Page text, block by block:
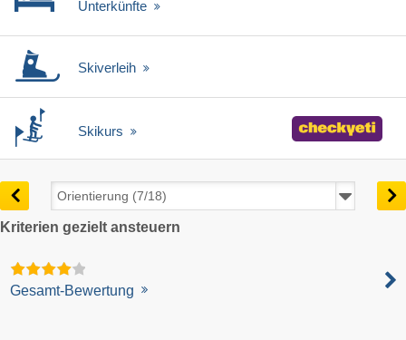
Unterkünfte
Skiverleih
Skikurs
Kriterien gezielt ansteuern
Gesamt-Bewertung